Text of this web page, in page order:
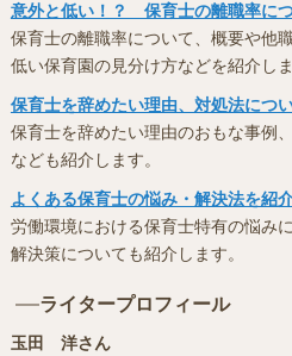
意外と低い！？ 保育士の離職率につ
保育士の離職率について、概要や他
低い保育園の見分け方などを紹介しま
保育士を辞めたい理由、対処法につ
保育士を辞めたい理由のおもな事例
なども紹介します。
よくある保育士の悩み・解決法を紹
労働環境における保育士特有の悩み
解決策についても紹介します。
ライタープロフィール
玉田 洋さん